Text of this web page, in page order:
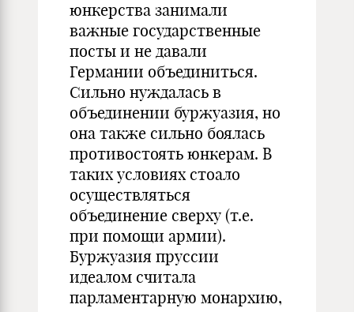
юнкерства занимали
важные государственные
посты и не давали
Германии объединиться.
Сильно нуждалась в
объединении буржуазия, но
она также сильно боялась
противостоять юнкерам. В
таких условиях стоало
осуществляться
объединение сверху (т.е.
при помощи армии).
Буржуазия пруссии
идеалом считала
парламентарную монархию,